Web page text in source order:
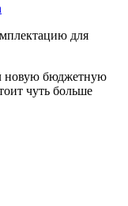
для
новую бюджетную
чуть больше